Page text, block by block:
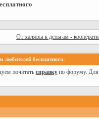
От халявы к деньгам -
бесплатного.
почитать справку по форуму.